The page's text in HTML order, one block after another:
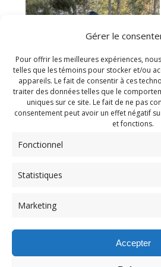
Gérer le
Pour offrir les meilleures expériences,
telles que les témoins pour stocker et/ou
appareils. Le fait de consentir à ces
traiter des données telles que le
uniques sur ce site. Le fait de ne pas
consentement peut avoir un effet négatif
et fonctions.
Fonctionnel
Statistiques
Marketing
Accepter
Navigation
de
l'article
Previous
Camp hiver 2025 (147)